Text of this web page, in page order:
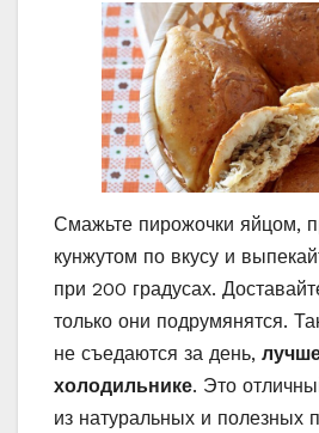
Смажьте пирожочки яйцом,
кунжутом по вкусу и
при 200 градусах.
только они подрумянятся.
не съедаются за день,
холодильнике. Это
из натуральных и полезных